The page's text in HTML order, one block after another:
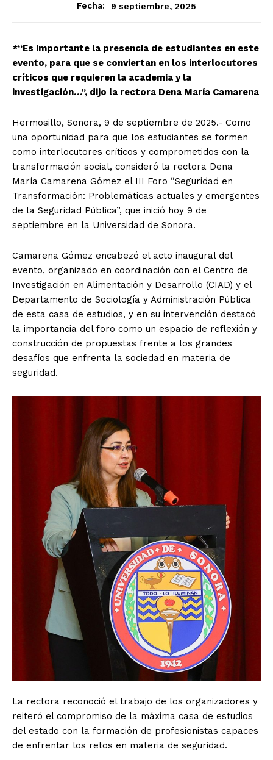
Fecha:
9 septiembre, 2025
*“Es importante la presencia de estudiantes en este
evento, para que se conviertan en los interlocutores
críticos que requieren la academia y la
investigación…”, dijo la rectora Dena María Camarena
Hermosillo, Sonora, 9 de septiembre de 2025.- Como
una oportunidad para que los estudiantes se formen
como interlocutores críticos y comprometidos con la
transformación social, consideró la rectora Dena
María Camarena Gómez el III Foro “Seguridad en
Transformación: Problemáticas actuales y emergentes
de la Seguridad Pública”, que inició hoy 9 de
septiembre en la Universidad de Sonora.
Camarena Gómez encabezó el acto inaugural del
evento, organizado en coordinación con el Centro de
Investigación en Alimentación y Desarrollo (CIAD) y el
Departamento de Sociología y Administración Pública
de esta casa de estudios, y en su intervención destacó
la importancia del foro como un espacio de reflexión y
construcción de propuestas frente a los grandes
desafíos que enfrenta la sociedad en materia de
seguridad.
La rectora reconoció el trabajo de los organizadores y
reiteró el compromiso de la máxima casa de estudios
del estado con la formación de profesionistas capaces
de enfrentar los retos en materia de seguridad.